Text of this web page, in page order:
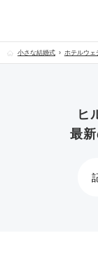
小さな結婚式 ホテルウェ
ヒ
最